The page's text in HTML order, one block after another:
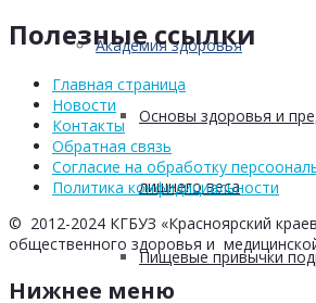
Академия здоровья
Основы здоровья и
лишнего веса
Пищевые привычки
Полезные ссылки
Главная страница
Новости
Контакты
Обратная связь
Согласие на обработку
Политика конфидициальности
© 2012-2024 КГБУЗ «Красноярский
общественного здоровья и
Нижнее меню